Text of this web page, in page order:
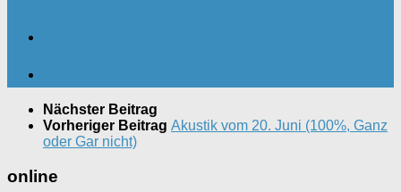
Nächster Beitrag
Vorheriger Beitrag Akustik vom 20. Juni (100%, Ganz
oder Gar nicht)
online